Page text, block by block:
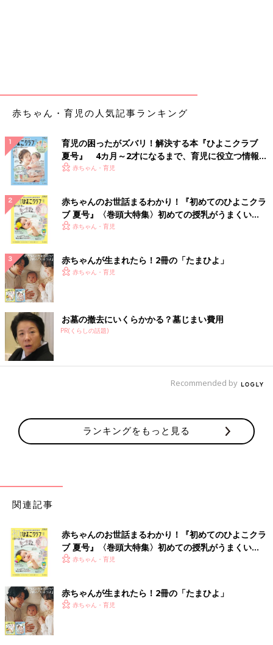
考えたりしてました」（akachaman）
◾️ボールプールやジャングルジムで気が済むまで遊ぶ！
「自宅にある、アンパンマンのジャングルジム、滑り台、ボール
プールを出して、雨の日はそれで気が済むまで遊びます。ボール
を投げて、『拾ってきて～』を繰り返して、とにかく疲れさせま
す（笑）」（みみ）
◾️家の中で三輪車遊び
「乗り物が大好きな子なので、母が『のりもののりたいな』を歌
ったり、三輪車でバックする際、『ピーピー、バックします』と
アナウンスしたり。ソファなどにぶつかってしまったときには、
『事故です！！』と言って、盛り上げています」（ねるママ）
雨の状況を子どもと一緒に考えながら、楽しむ姿勢
が大事です！
天気が悪い日は家でどう過ごす⁉ 子どもが飽きないおうち遊び
について、小崎恭弘さんに聞いてみました。
ました。こんなときは、ちょっとした発想の転換で乗り越えてい
きましょう。
たくなるような工夫です。以前遊んでいたおもちゃや赤ちゃんの
ときに使っていたおもちゃなど、マンネリになっている環境を少
◾️一緒にお手伝い
ママと一緒に家事など家のこと楽しみましょう。子どもは意外に
楽しんでくれますよ。お風呂の掃除や掃除機がけ、ごはんの準
く過ごす意識を大切に。
◾️雨の日だからこそダイナミックに遊ぶ
外に出られないことを逆手にとって、家の中でダイナミックに遊
赤ちゃん・育児の人気記事ランキング
育児の困ったがズバリ！解決する本『ひよこクラブ
夏号』 4カ月～2才になるまで、育児に役立つ情報が
いっぱい！
赤ちゃん・育児
赤ちゃんのお世話まるわかり！『初めてのひよこクラ
ブ 夏号』〈巻頭大特集〉初めての授乳がうまくい
く！ おっぱい・ミルクの基本と夏のトラブル 解決テ
赤ちゃん・育児
赤ちゃんが生まれたら！2冊の「たまひよ」
赤ちゃん・育児
お墓の撤去にいくらかかる？墓じまい費用
PR(くらしの話題)
Recommended by
ランキングをもっと見る
関連記事
赤ちゃんのお世話まるわかり！『初めてのひよこクラ
ブ 夏号』〈巻頭大特集〉初めての授乳がうまくい
く！ おっぱい・ミルクの基本と夏のトラブル 解決テ
赤ちゃん・育児
赤ちゃんが生まれたら！2冊の「たまひよ」
赤ちゃん・育児